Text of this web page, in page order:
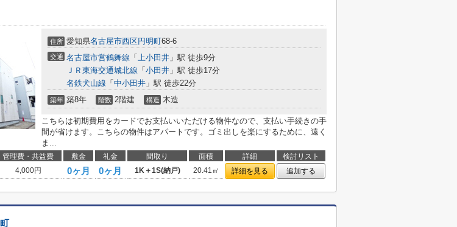
住所 愛知県名古屋市西区円明町68-6
交通 名古屋市営鶴舞線 「 上小田井 」駅 徒歩9分
ＪＲ東海交通城北線 「 小田井 」駅 徒歩17分
名鉄犬山線 「 中小田井 」駅 徒歩22分
築年 築8年 階数 2階建 構造 木造
こちらは初期費用をカードでお支払いいただける物件なので、支払い手続きの手
間が省けます。こちらの物件はアパートです。ゴミ出しを楽にするために、遠く
ま...
管理費・共益費 敷金 礼金 間取り 面積 詳細
検討リスト
4,000円 0ヶ月 0ヶ月 1K＋1S(納戸) 20.41㎡ 詳細を見る 追加する